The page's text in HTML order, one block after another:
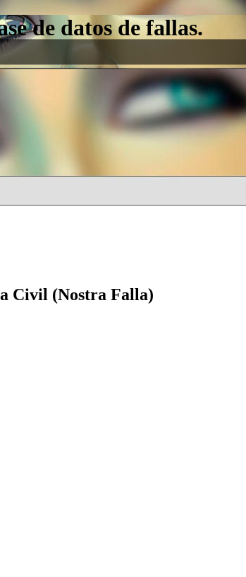
de datos de fallas.
Civil (Nostra Falla)